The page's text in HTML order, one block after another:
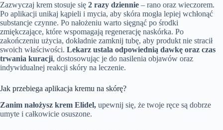
Zazwyczaj krem stosuje się 2 razy dziennie – rano oraz wieczorem.
Po aplikacji unikaj kąpieli i mycia, aby skóra mogła lepiej wchłonąć
substancje czynne. Po nałożeniu warto sięgnąć po środki
zmiękczające, które wspomagają regenerację naskórka. Po
zakończeniu użycia, dokładnie zamknij tubę, aby produkt nie stracił
swoich właściwości. Lekarz ustala odpowiednią dawkę oraz czas
trwania kuracji, dostosowując je do nasilenia objawów oraz
indywidualnej reakcji skóry na leczenie.
Jak przebiega aplikacja kremu na skórę?
Zanim nałożysz krem Elidel, upewnij się, że twoje ręce są dobrze
umyte i całkowicie osuszone.